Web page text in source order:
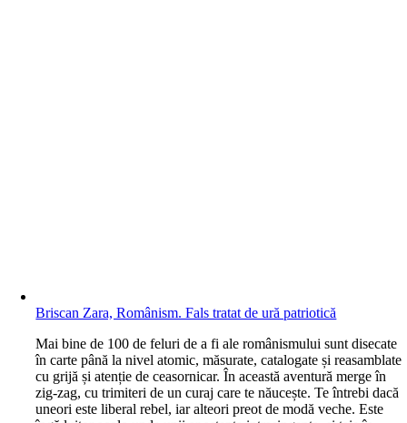
Briscan Zara, Românism. Fals tratat de ură patriotică
Mai bine de 100 de feluri de a fi ale românismului sunt disecate
în carte până la nivel atomic, măsurate, catalogate și reasamblate
cu grijă și atenție de ceasornicar. În această aventură merge în
zig-zag, cu trimiteri de un curaj care te năucește. Te întrebi dacă
uneori este liberal rebel, iar alteori preot de modă veche. Este